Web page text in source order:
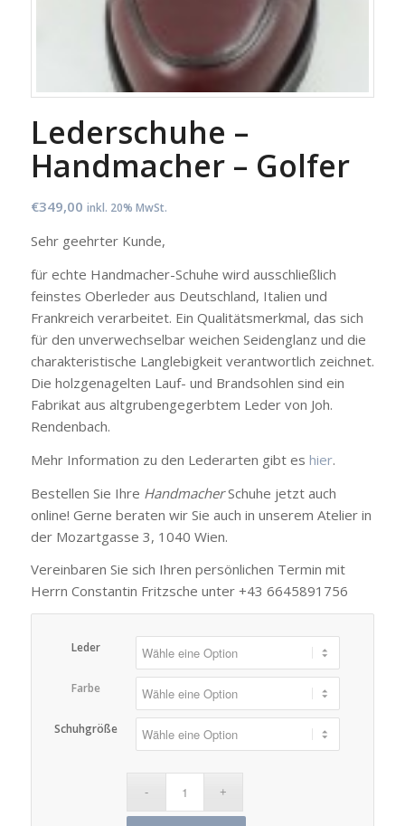
Lederschuhe –
Handmacher – Golfer
€349,00 inkl. 20% MwSt.
Sehr geehrter Kunde,
für echte Handmacher-Schuhe wird ausschließlich
feinstes Oberleder aus Deutschland, Italien und
Frankreich verarbeitet. Ein Qualitätsmerkmal, das sich
für den unverwechselbar weichen Seidenglanz und die
charakteristische Langlebigkeit verantwortlich zeichnet.
Die holzgenagelten Lauf- und Brandsohlen sind ein
Fabrikat aus altgrubengegerbtem Leder von Joh.
Rendenbach.
Mehr Information zu den Lederarten gibt es hier.
Bestellen Sie Ihre HandmacherSchuhe jetzt auch
online! Gerne beraten wir Sie auch in unserem Atelier in
der Mozartgasse 3, 1040 Wien.
Vereinbaren Sie sich Ihren persönlichen Termin mit
Herrn Constantin Fritzsche unter +43 6645891756
Leder
Farbe
Schuhgröße